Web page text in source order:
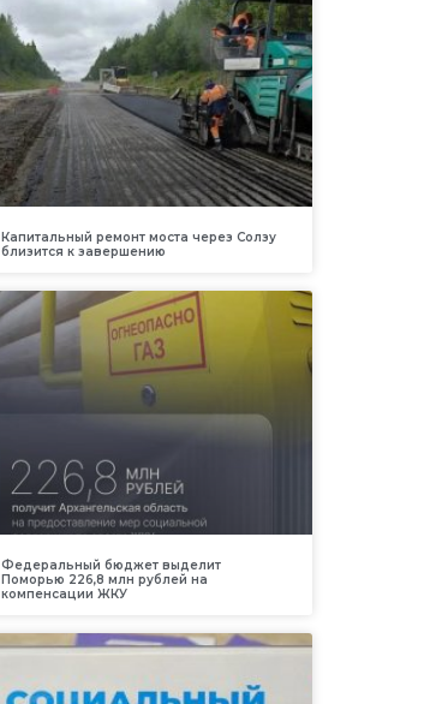
Капитальный ремонт моста через Солзу
близится к завершению
Федеральный бюджет выделит
Поморью 226,8 млн рублей на
компенсации ЖКУ